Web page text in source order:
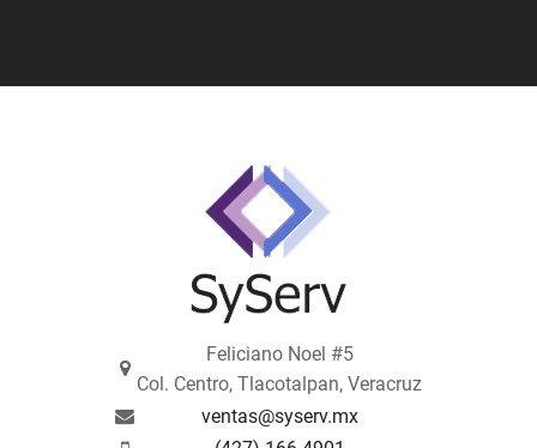
Feliciano Noel #5
Col. Centro, Tlacotalpan, Veracruz
ventas@syserv.mx